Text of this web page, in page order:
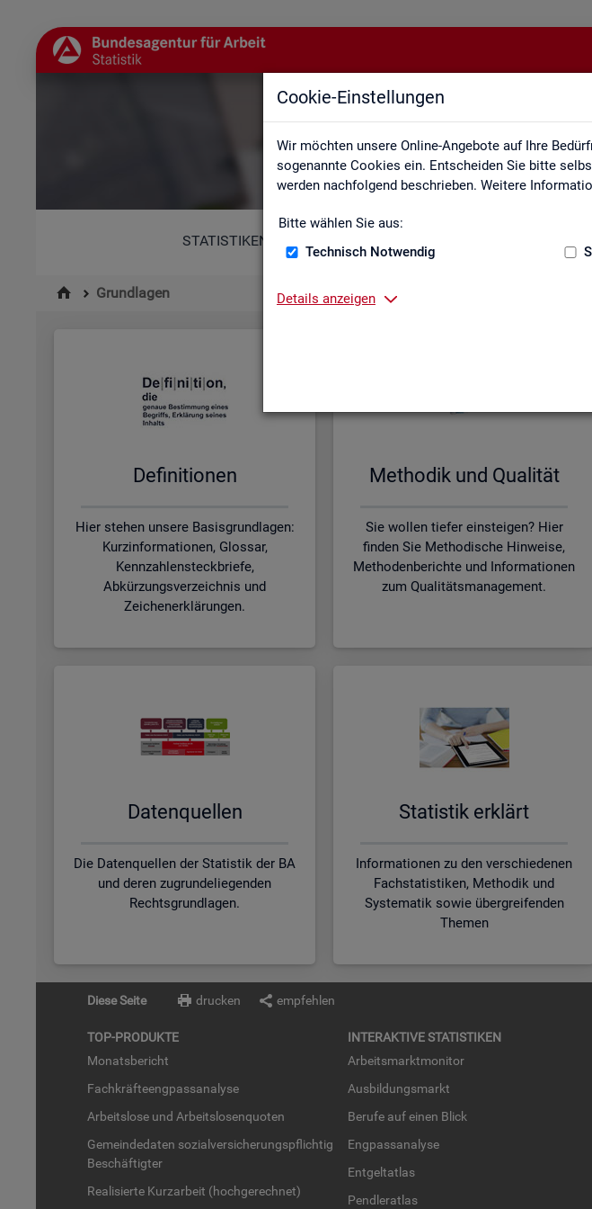
Cookie-Einstellungen
Wir möchten unsere Online-Angebote auf Ihre
sogenannte Cookies ein. Entscheiden Sie bitte
werden nachfolgend beschrieben. Weitere
Bitte wählen Sie aus:
Technisch Notwendig
Details anzeigen
STATISTIKEN
Grundlagen
De­fi­ni­tio­nen
Hier stehen unsere Basisgrundlagen:
Kurzinformationen, Glossar,
Kennzahlensteckbriefe,
Abkürzungsverzeichnis und
Zeichenerklärungen.
Me­tho­dik und Qua­li­tät
Sie wollen tiefer einsteigen? Hier
finden Sie Methodische Hinweise,
Methodenberichte und Informationen
zum Qualitätsmanagement.
Da­ten­quel­len
Die Datenquellen der Statistik der BA
und deren zugrundeliegenden
Rechtsgrundlagen.
Sta­tis­tik er­klärt
Informationen zu den verschiedenen
Fachstatistiken, Methodik und
Systematik sowie übergreifenden
Themen
Diese Seite drucken empfehlen
TOP-PRO­DUK­TE
Mo­nats­be­richt
Fach­kräf­te­eng­pass­ana­ly­se
Ar­beits­lo­se und Ar­beits­lo­sen­quo­ten
Ge­mein­de­da­ten so­zi­al­ver­si­che­rungs­pflich­tig
Be­schäf­tig­ter
Rea­li­sier­te Kurz­ar­beit (hoch­ge­rech­net)
IN­TER­AK­TI­VE STA­TIS­TI­KEN
Ar­beits­markt­mo­ni­tor
Aus­bil­dungs­markt
Be­ru­fe auf einen Blick
Eng­pass­ana­ly­se
Ent­gel­t­at­las
Pend­ler­at­las